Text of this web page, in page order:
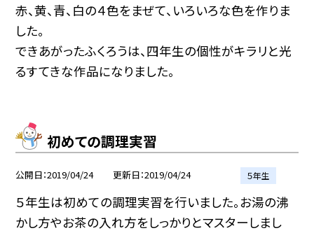
赤、黄、青、白の４色をまぜて、いろいろな色を作りま
した。
できあがったふくろうは、四年生の個性がキラリと光
るすてきな作品になりました。
初めての調理実習
公開日 2019/04/24 更新日 2019/04/24 ５年生
５年生は初めての調理実習を行いました。お湯の沸
かし方やお茶の入れ方をしっかりとマスターしまし